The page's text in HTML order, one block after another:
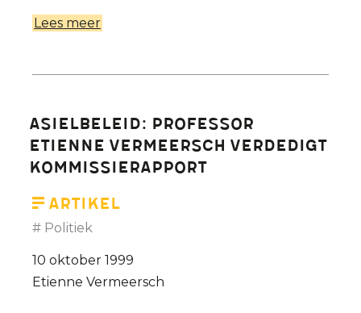
Lees meer
over
de
affaire-
Guggenheimer
Asielbeleid: Professor
Etienne Vermeersch verdedigt
kommissierapport
Artikel
Politiek
10 oktober 1999
Etienne Vermeersch